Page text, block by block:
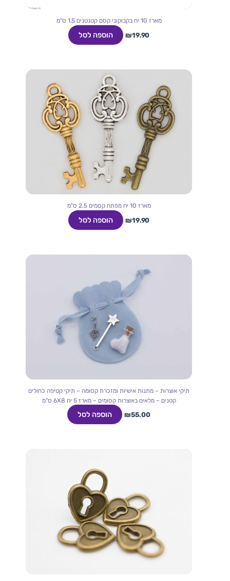
מארז 10 יח בקבוקוני קסם קטנטנים 1.5 ס"מ
₪19.90 הוספה לסל
מארז 10 יח מפתח קסמים 2.5 ס"מ
₪19.90 הוספה לסל
תיקי אוצרות – מתנות אישיות ומזכרת קסומה – תיקי קטיפה כחולים
קטנים – מלאים באוצרות קסומים – מארז 5 יח 6X8 ס"מ
₪55.00 הוספה לסל